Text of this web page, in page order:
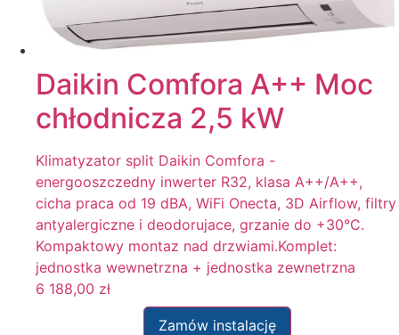
Daikin Comfora A++ Moc
chłodnicza 2,5 kW
Klimatyzator split Daikin Comfora -
energooszczedny inwerter R32, klasa A++/A++,
cicha praca od 19 dBA, WiFi Onecta, 3D Airflow, filtry
antyalergiczne i deodorujace, grzanie do +30°C.
Kompaktowy montaz nad drzwiami.Komplet:
jednostka wewnetrzna + jednostka zewnetrzna
6 188,00 zł
Zamów instalację